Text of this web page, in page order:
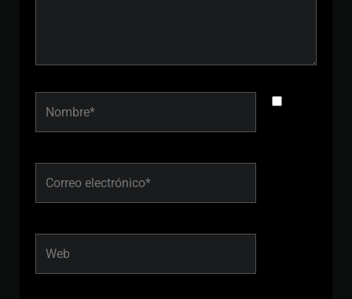
NOMBRE*
CORREO
ELECTRÓNICO*
WEB